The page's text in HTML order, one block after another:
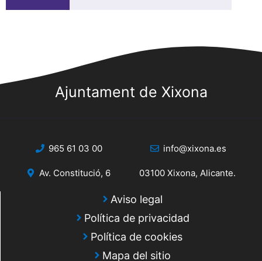
Ajuntament de Xixona
965 61 03 00 info@xixona.es
Av. Constitució, 6 03100 Xixona, Alicante.
Aviso legal
Política de privacidad
Política de cookies
Mapa del sitio